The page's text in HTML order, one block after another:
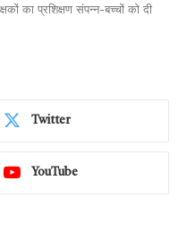
का प्रशिक्षण संपन्न-बच्चों को दी
Twitter
YouTube